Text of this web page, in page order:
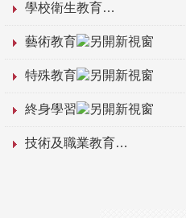
學校衛生教育
藝術教育
特殊教育
終身學習
技術及職業教育